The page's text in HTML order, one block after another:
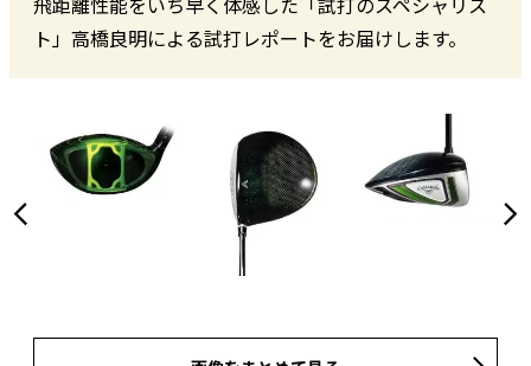
ト」高橋良明による試打レポートをお届けします。